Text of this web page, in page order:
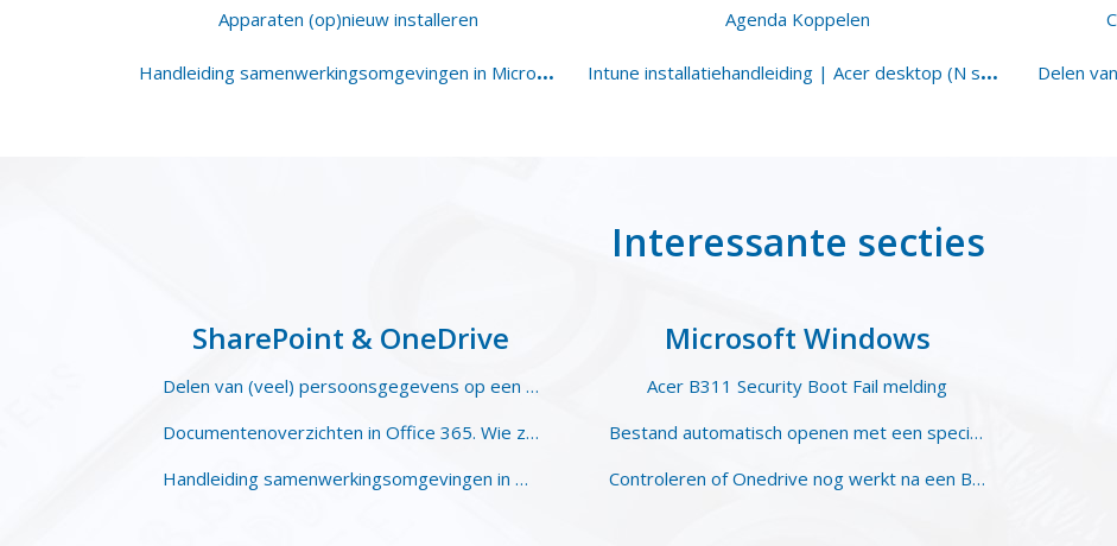
Apparaten (op)nieuw installeren Agenda Koppelen
H
andleiding samenwerkingsomgevingen in Microsoft 365 I
ntune installatiehandleiding | Acer desktop (N serie)
Interessante secties
SharePoint & OneDrive
Delen van (veel) persoonsgegevens op een veilige manier
Documentenoverzichten in Office 365. Wie ziet wat in welk overzicht.
Handleiding samenwerkingsomgevingen in Microsoft 365
Microsoft Windows
Acer B311 Security Boot Fail melding
Bestand automatisch openen met een specifiek programma
Controleren of Onedrive nog werkt na een Bitlocker-melding